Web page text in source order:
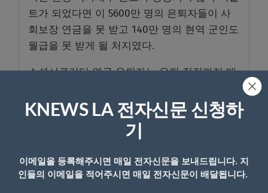
트가 되었다면 이 5600만 명의 은퇴자들이 사
회보장 연금을 못 받고 140만 명의 현역 군인도
월급을 못 받게 될 처지였다.
소셜시큐리티 연금 은퇴자는 은퇴 직전까지 매
장 납입금으로 내온 사람들이다.
KNEWS LA 전자신문 신청하
기
이메일을 등록해주시면 매일 전자신문을 보내드립니다. 지
인들의 이메일을 적어주시면 매일 전자신문이 배달됩니다.